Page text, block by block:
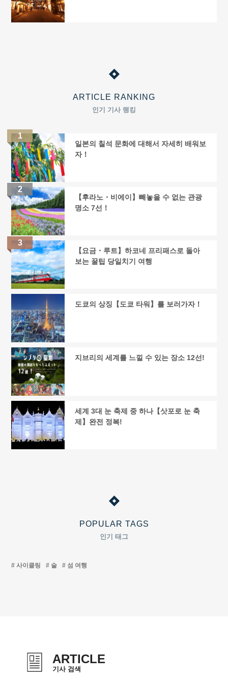
POPULAR TAGS
인기 태그
사이클링 술 섬 여행
ARTICLE RANKING
인기 기사 랭킹
일본의 칠석 문화에 대해서 자세히 배워보
자！
【후라노・비에이】빼놓을 수 없는 관광
명소 7선！
【요금・루트】하코네 프리패스로 돌아
보는 꿀팁 당일치기 여행
도쿄의 상징【도쿄 타워】를 보러가자！
지브리의 세계를 느낄 수 있는 장소 12선!
세계 3대 눈 축제 중 하나【삿포로 눈 축
제】완전 정복!
ARTICLE
기사 검색